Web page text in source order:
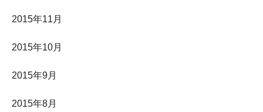
2015年11月
2015年10月
2015年9月
2015年8月